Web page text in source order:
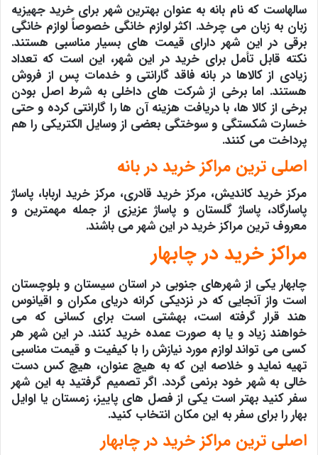
سالهاست که نام بانه به عنوان بهترین شهر برای خرید جهیزیه
زبان به زبان می چرخد. اکثر لوازم خانگی خصوصاً لوازم خانگی
برقی در این شهر دارای قیمت های بسیار مناسبی هستند.
نکته قابل تأمل برای خرید در این شهر، این است که تعداد
زیادی از کالاها در بانه فاقد گارانتی و خدمات پس از فروش
هستند. اما برخی از شرکت های داخلی به شرط اصل بودن
برخی از کالا ها، با دریافت هزینه آن ها را گارانتی کرده و حتی
خسارت شکستگی و سوختگی بعضی از وسایل الکتریکی را هم
پرداخت می کنند.
اصلی ترین مراکز خرید در بانه
مرکز خرید کاندیش، مرکز خرید قادری، مرکز خرید اربابا، پاساژ
پاسارگاد، پاساژ گلستان و پاساژ عزیزی از جمله مهمترین و
معروف ترین مراکز خرید در این شهر می باشند.
مراکز خرید در چابهار
چابهار یکی از شهرهای جنوبی در استان سیستان و بلوچستان
است واز آنجایی که در نزدیکی کرانه دریای مکران و اقیانوس
هند قرار گرفته است، بهشتی است برای کسانی که می
خواهند زیاد و یا به صورت عمده خرید کنند. در این شهر هر
کسی می تواند لوازم مورد نیازش را با کیفیت و قیمت مناسبی
تهیه نماید و خلاصه این که به هیچ عنوان، هیچ کس دست
خالی به شهر خود برنمی گردد. اگر تصمیم گرفتید به این شهر
سفر کنید بهتر است یکی از فصل های پاییز، زمستان یا اوایل
بهار را برای سفر به این مکان انتخاب کنید.
اصلی ترین مراکز خرید در چابهار